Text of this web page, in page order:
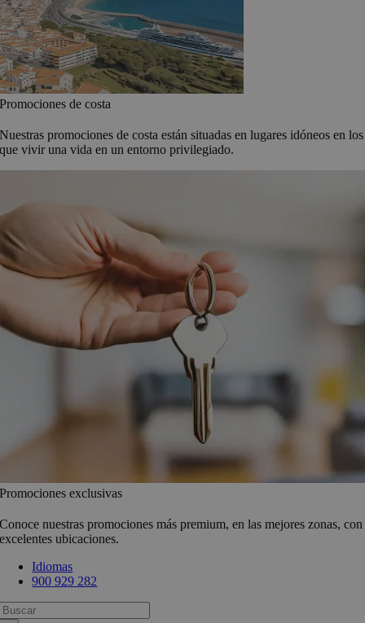
Promociones de costa
Nuestras promociones de costa están situadas en lugares idóneos en los
que vivir una vida en un entorno privilegiado.
Promociones exclusivas
Conoce nuestras promociones más premium, en las mejores zonas, con
excelentes ubicaciones.
Idiomas
900 929 282